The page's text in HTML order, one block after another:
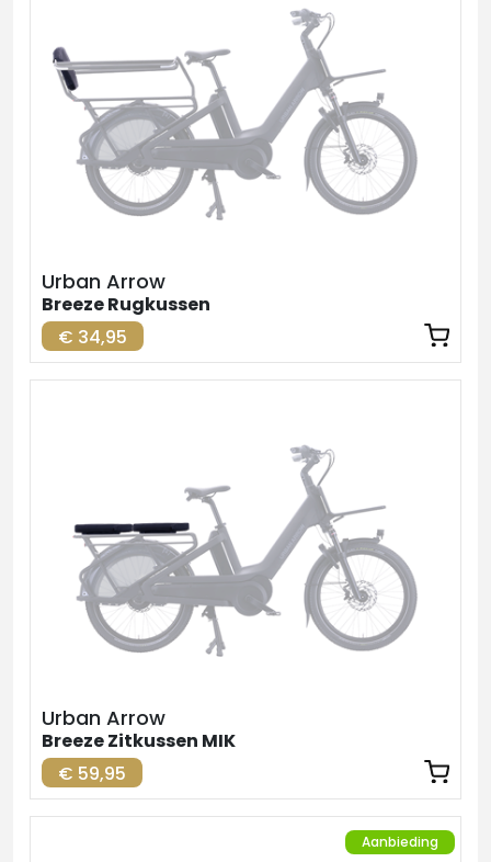
Urban Arrow
Breeze Rugkussen
€ 34,95
Urban Arrow
Breeze Zitkussen MIK
€ 59,95
Aanbieding